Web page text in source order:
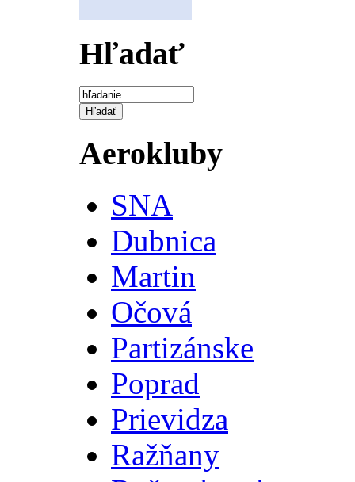
Hľadať
Aerokluby
SNA
Dubnica
Martin
Očová
Partizánske
Poprad
Prievidza
Ražňany